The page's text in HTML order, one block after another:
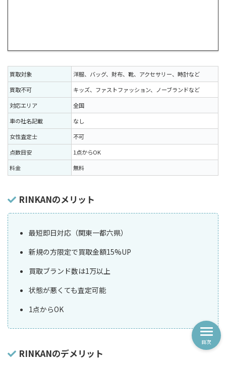
買取対象
洋服、バッグ、財布、靴、アクセサリー、時計など
買取不可
キッズ、ファストファッション、ノーブランドなど
対応エリア
全国
車の社名記載
なし
女性査定士
不可
点数目安
1点からOK
料金
無料
RINKANのメリット
最短即日対応（関東一都六県）
新規の方限定で買取金額15%UP
買取ブランド数は1万以上
状態が悪くても査定可能
1点からOK
RINKANのデメリット
目次